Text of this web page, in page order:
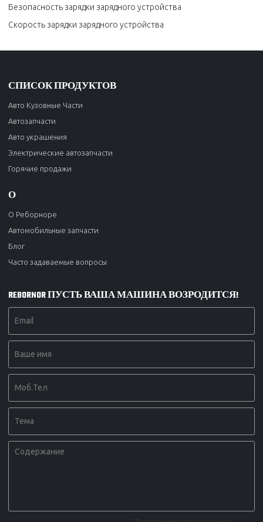
Безопасность зарядки зарядного устройства
Скорость зарядки зарядного устройства
СПИСОК ПРОДУКТОВ
Авто Кузовные Части
Автозапчасти
Авто украшения
Электрические автозапчасти
Горячие продажи
О
О Реборноре
Автомобильные запчасти
Блог
Часто задаваемые вопросы
REBORNOR ПУСТЬ ВАША МАШИНА ВОЗРОДИТСЯ!